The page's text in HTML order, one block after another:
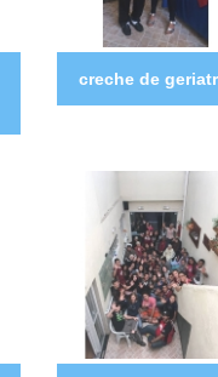
creche de